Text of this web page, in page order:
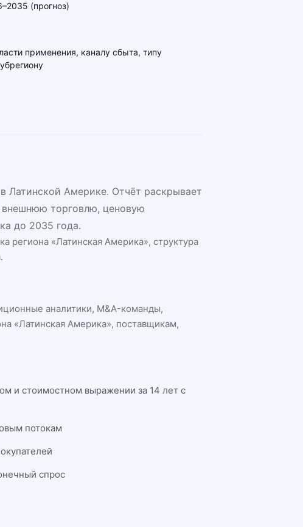
(прогноз)
применения, каналу сбыта, типу
Латинской Америке. Отчёт раскрывает
внешнюю торговлю, ценовую
до 2035 года.
региона «Латинская Америка», структура
аналитики, M&A-команды,
«Латинская Америка», поставщикам,
и стоимостном выражении за 14 лет с
потокам
спрос